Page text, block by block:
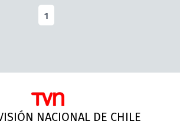
1
NACIONAL DE CHILE